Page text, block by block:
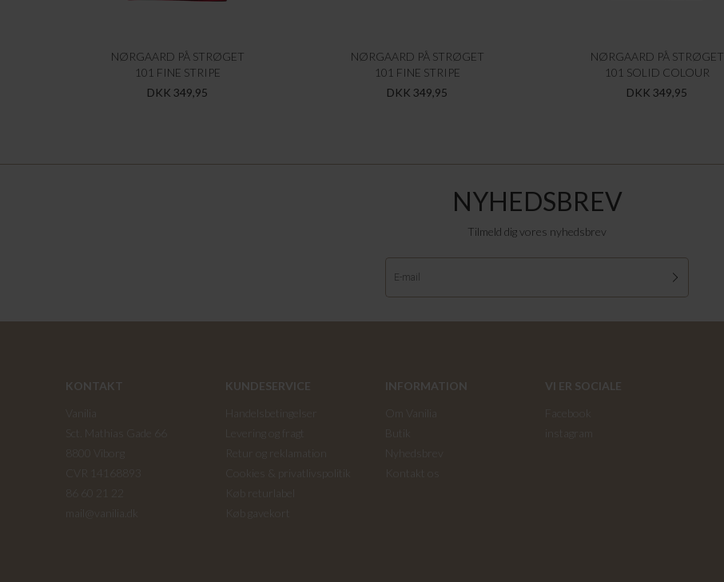
NØRGAARD PÅ STRØGET
101 FINE STRIPE
DKK 349,95
NØRGAARD PÅ STRØGET
101 FINE STRIPE
DKK 349,95
NØRGAARD PÅ STRØGET
101 SOLID COLOUR
DKK 349,95
NYHEDSBREV
Tilmeld dig vores nyhedsbrev
KONTAKT
KUNDESERVICE
INFORMATION
VI ER SOCIALE